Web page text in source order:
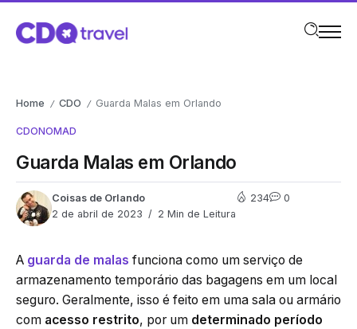
Home / CDO / Guarda Malas em Orlando
CDONOMAD
Guarda Malas em Orlando
Coisas de Orlando
2 de abril de 2023
2 Min de Leitura
234 0
A guarda de malas funciona como um serviço de
armazenamento temporário das bagagens em um local
seguro. Geralmente, isso é feito em uma sala ou armário
com acesso restrito, por um determinado período